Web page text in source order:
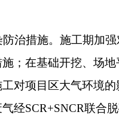
头，卸煤过程、储煤期间
硫池降温池处理后，回
朗奇污水处理厂。